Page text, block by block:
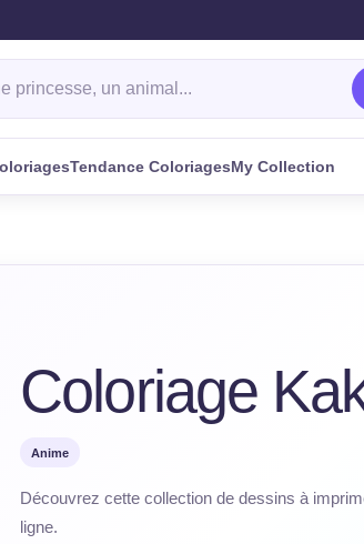
Tendance ColoriagesMy Collection
Coloriage
Anime
Découvrez cette collection de dessins à
ligne.